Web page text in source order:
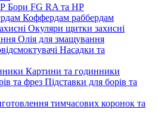
Бори FG RA та HP
Коффердам раббердам
Окуляри щитки захисні
Олія для змащування
Насадки та
Картини та годинники
Підставки для борів та